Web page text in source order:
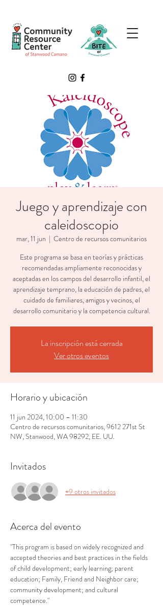
Juego y aprendizaje con
caleidoscopio
mar, 11 jun
  |
Centro de recursos comunitarios
Este programa se basa en teorías y prácticas
recomendadas ampliamente reconocidas y
aceptadas en los campos del desarrollo infantil, el
aprendizaje temprano, la educación de padres, el
cuidado de familiares, amigos y vecinos, el
desarrollo comunitario y la competencia cultural.
La inscripción está cerrada
Ver otros eventos
Horario y ubicación
11 jun 2024, 10:00 – 11:30
Centro de recursos comunitarios, 9612 271st St
NW, Stanwood, WA 98292, EE. UU.
Invitados
+9 otros invitados
Acerca del evento
"This program is based on widely recognized and
accepted theories and best practices in the fields
of child development; early learning; parent
education; Family, Friend and Neighbor care;
community development; and cultural
competence."